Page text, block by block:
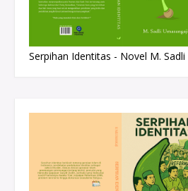
Serpihan Identitas - Novel M.